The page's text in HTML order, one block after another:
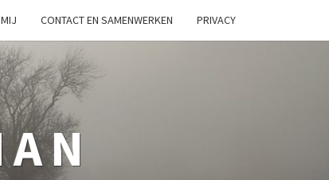
CONTACT EN SAMENWERKEN PRIVACY